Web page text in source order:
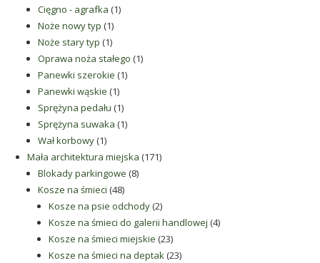
Cięgno - agrafka 11
Noże nowy typ 11
produkt
Noże stary typ 11
produkt
Oprawa noża stałego 11
Panewki szerokie 11
Panewki wąskie 11
produkt
Sprężyna pedału 11
produkt
Sprężyna suwaka 11
Wał korbowy 11
produkt
Mała architektura miejska 171171
Blokady parkingowe 88
Kosze na śmieci 4848
produktów
Kosze na psie odchody 22
produkty
Kosze na śmieci do galerii handlowej 44
Kosze na śmieci miejskie 2323
produkty
Kosze na śmieci na deptak 2323